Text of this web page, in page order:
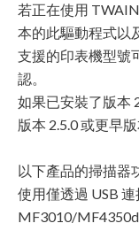
若正在使用
本的此驅動程式以
支援的印表機型號
認。
如果已安裝了版本
版本 2.5.0 或更早
以下產品的掃描器
使用僅透過 USB 連
MF3010/